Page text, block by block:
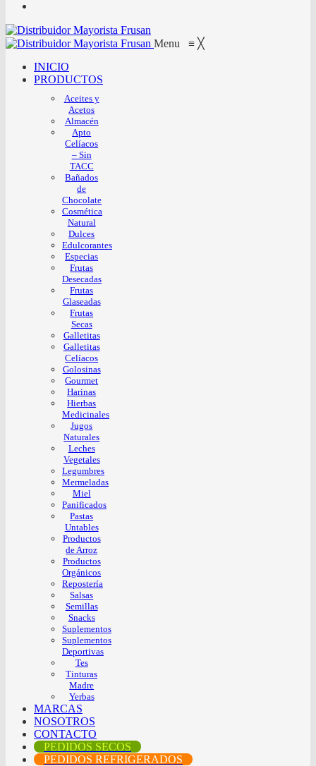
Menu ≡ ╳
INICIO
PRODUCTOS
Aceites y
Acetos
Almacén
Apto
Celíacos
– Sin
TACC
Bañados
de
Chocolate
Cosmética
Natural
Dulces
Edulcorantes
Especias
Frutas
Desecadas
Frutas
Glaseadas
Frutas
Secas
Galletitas
Galletitas
Celíacos
Golosinas
Gourmet
Harinas
Hierbas
Medicinales
Jugos
Naturales
Leches
Vegetales
Legumbres
Mermeladas
Miel
Panificados
Pastas
Untables
Productos
de Arroz
Productos
Orgánicos
Repostería
Salsas
Semillas
Snacks
Suplementos
Suplementos
Deportivas
Tes
Tinturas
Madre
Yerbas
MARCAS
NOSOTROS
CONTACTO
PEDIDOS SECOS
PEDIDOS REFRIGERADOS